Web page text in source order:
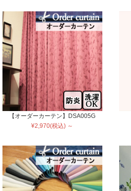
【オーダーカーテン】DSA005G
¥2,970(税込) ～